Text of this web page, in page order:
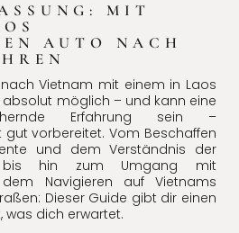
MIT
AUTO NACH
Vietnam mit einem in Laos
möglich – und kann eine
Erfahrung sein –
vorbereitet. Vom Beschaffen
und dem Verständnis der
bis hin zum Umgang mit
Navigieren auf Vietnams
Dieser Guide gibt dir einen
was dich erwartet.